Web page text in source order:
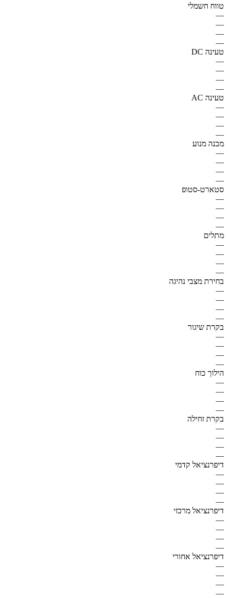
טווח חשמלי
—
—
—
—
טעינה DC
—
—
—
—
טעינה AC
—
—
—
—
מבנה מנוע
—
—
—
—
סטארט-סטופ
—
—
—
—
מתלים
—
—
—
—
בחירת מצבי נהיגה
—
—
—
—
בקרת שיגור
—
—
—
—
הילוך כוח
—
—
—
—
בקרת זחילה
—
—
—
—
דיפרנציאל קדמי
—
—
—
—
דיפרנציאל מרכזי
—
—
—
—
דיפרנציאל אחורי
—
—
—
—